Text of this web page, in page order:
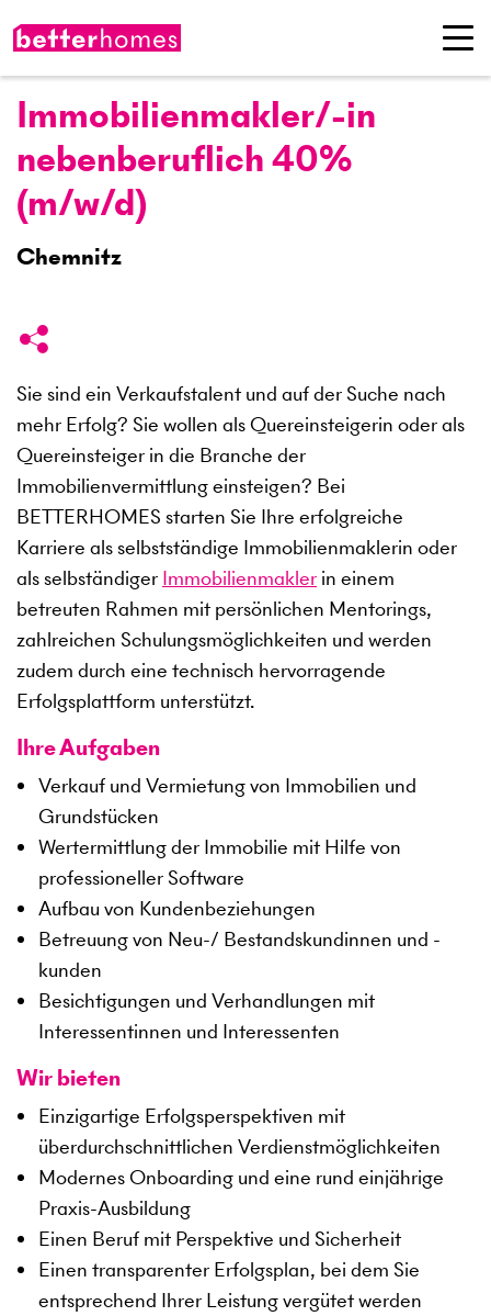
Immobilienmakler/-in
nebenberuflich 40%
(m/w/d)
Chemnitz
Sie sind ein Verkaufstalent und auf der Suche nach
mehr Erfolg? Sie wollen als Quereinsteigerin oder als
Quereinsteiger in die Branche der
Immobilienvermittlung einsteigen? Bei
BETTERHOMES starten Sie Ihre erfolgreiche
Karriere als selbstständige Immobilienmaklerin oder
als selbständiger Immobilienmakler in einem
betreuten Rahmen mit persönlichen Mentorings,
zahlreichen Schulungsmöglichkeiten und werden
zudem durch eine technisch hervorragende
Erfolgsplattform unterstützt.
Ihre Aufgaben
Verkauf und Vermietung von Immobilien und
Grundstücken
Wertermittlung der Immobilie mit Hilfe von
professioneller Software
Aufbau von Kundenbeziehungen
Betreuung von Neu-/ Bestandskundinnen und -
kunden
Besichtigungen und Verhandlungen mit
Interessentinnen und Interessenten
Wir bieten
Einzigartige Erfolgsperspektiven mit
überdurchschnittlichen Verdienstmöglichkeiten
Modernes Onboarding und eine rund einjährige
Praxis-Ausbildung
Einen Beruf mit Perspektive und Sicherheit
Einen transparenter Erfolgsplan, bei dem Sie
entsprechend Ihrer Leistung vergütet werden